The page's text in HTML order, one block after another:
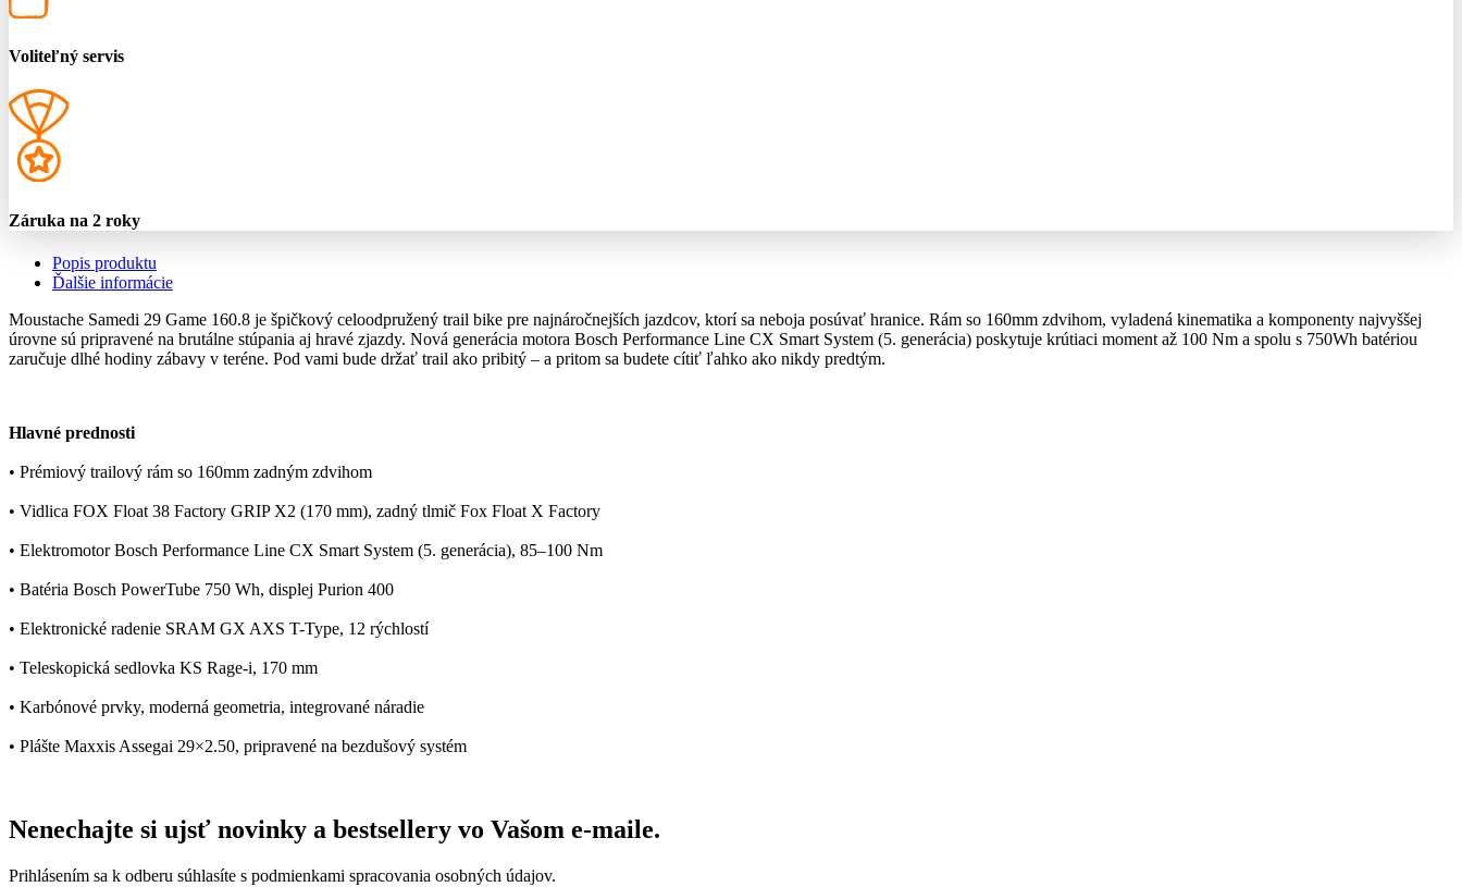
Voliteľný servis
Záruka na 2 roky
Popis produktu
Ďalšie informácie
Moustache Samedi 29 Game 160.8 je špičkový celoodpružený trail bike pre najnáročnejších jazdcov, ktorí sa neboja posúvať hranice. Rám so 160mm zdvihom, vyladená kinematika a komponenty najvyššej
úrovne sú pripravené na brutálne stúpania aj hravé zjazdy. Nová generácia motora Bosch Performance Line CX Smart System (5. generácia) poskytuje krútiaci moment až 100 Nm a spolu s 750Wh batériou
zaručuje dlhé hodiny zábavy v teréne. Pod vami bude držať trail ako pribitý – a pritom sa budete cítiť ľahko ako nikdy predtým.
Hlavné prednosti
• Prémiový trailový rám so 160mm zadným zdvihom
• Vidlica FOX Float 38 Factory GRIP X2 (170 mm), zadný tlmič Fox Float X Factory
• Elektromotor Bosch Performance Line CX Smart System (5. generácia), 85–100 Nm
• Batéria Bosch PowerTube 750 Wh, displej Purion 400
• Elektronické radenie SRAM GX AXS T-Type, 12 rýchlostí
• Teleskopická sedlovka KS Rage-i, 170 mm
• Karbónové prvky, moderná geometria, integrované náradie
• Plášte Maxxis Assegai 29×2.50, pripravené na bezdušový systém
Nenechajte si ujsť novinky a bestsellery vo Vašom e-maile.
Prihlásením sa k odberu súhlasíte s podmienkami spracovania osobných údajov.